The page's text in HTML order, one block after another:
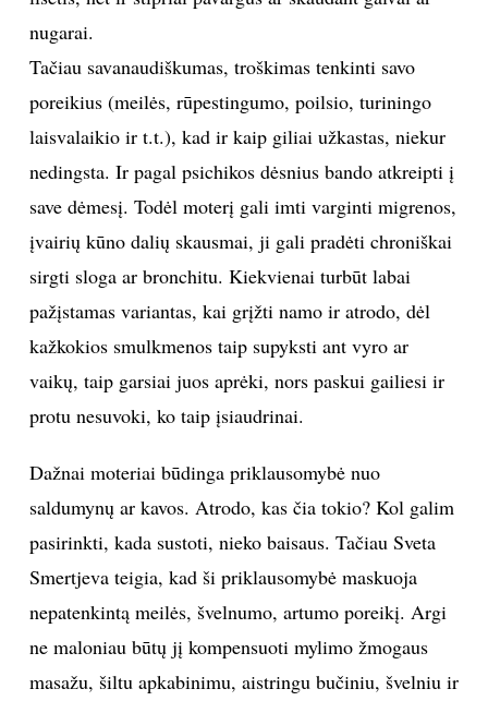
nugarai.
Tačiau savanaudiškumas, troškimas tenkinti savo
poreikius (meilės, rūpestingumo, poilsio, turiningo
laisvalaikio ir t.t.), kad ir kaip giliai užkastas, niekur
nedingsta. Ir pagal psichikos dėsnius bando atkreipti į
save dėmesį. Todėl moterį gali imti varginti migrenos,
įvairių kūno dalių skausmai, ji gali pradėti chroniškai
sirgti sloga ar bronchitu. Kiekvienai turbūt labai
pažįstamas variantas, kai grįžti namo ir atrodo, dėl
kažkokios smulkmenos taip supyksti ant vyro ar
vaikų, taip garsiai juos aprėki, nors paskui gailiesi ir
protu nesuvoki, ko taip įsiaudrinai.
Dažnai moteriai būdinga priklausomybė nuo
saldumynų ar kavos. Atrodo, kas čia tokio? Kol galim
pasirinkti, kada sustoti, nieko baisaus. Tačiau Sveta
Smertjeva teigia, kad ši priklausomybė maskuoja
nepatenkintą meilės, švelnumo, artumo poreikį. Argi
ne maloniau būtų jį kompensuoti mylimo žmogaus
masažu, šiltu apkabinimu, aistringu bučiniu, švelniu ir